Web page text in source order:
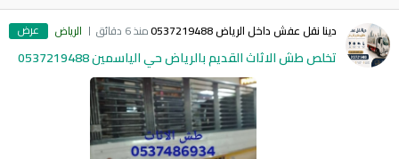
دينا نقل عفش داخل الرياض 0537219488 منذ 6 دقائق الرياض عرض
تخلص طش الاثاث القديم بالرياض حي الياسمين 0537219488